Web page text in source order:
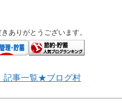
ありがとうございます。
記事一覧★ブログ村